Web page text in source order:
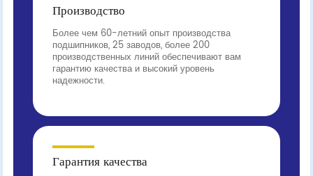
Производство
Более чем 60-летний опыт производства
подшипников, 25 заводов, более 200
производственных линий обеспечивают вам
гарантию качества и высокий уровень
надежности.
Гарантия качества